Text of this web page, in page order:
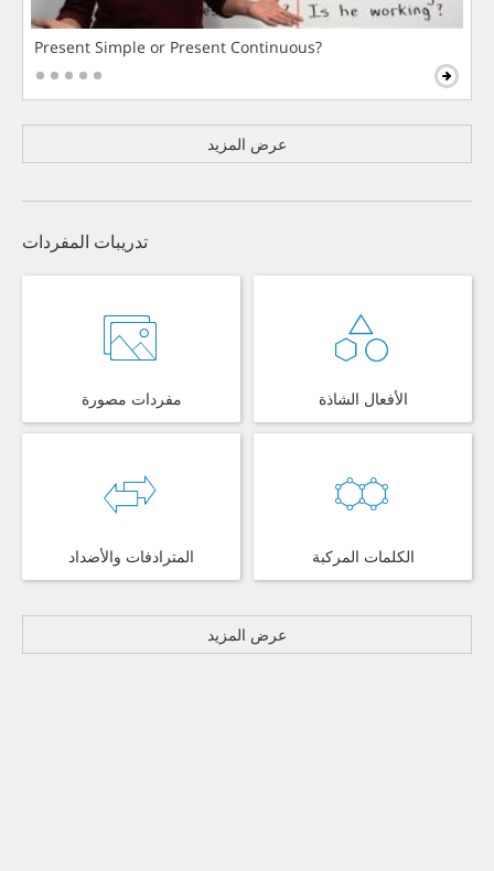
Present Simple or Present Continuous?
عرض المزيد
تدريبات المفردات
مفردات مصورة الأفعال الشاذة
المترادفات والأضداد الكلمات المركبة
عرض المزيد